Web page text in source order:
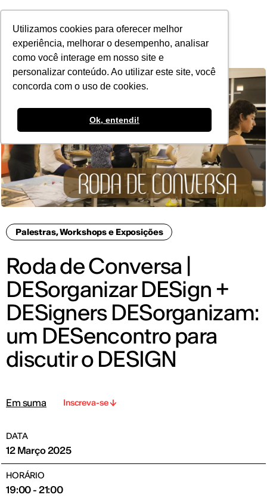
Utilizamos cookies para oferecer melhor
experiência, melhorar o desempenho, analisar
como você interage em nosso site e
personalizar conteúdo. Ao utilizar este site, você
concorda com o uso de cookies.
Ok, entendi!
POR
Palestras, Workshops e Exposições
Roda de Conversa |
DESorganizar DESign +
DESigners DESorganizam:
um DESencontro para
discutir o DESIGN
Em suma Inscreva-se
DATA
12 Março 2025
HORÁRIO
19:00 - 21:00